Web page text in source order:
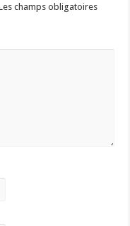
champs obligatoires